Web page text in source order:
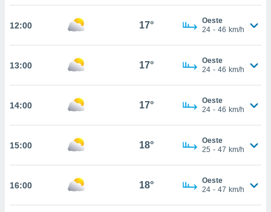
coste.
a la
todas
nuestros
nos
análisis
perfil
y
CONFIGURACIÓN
12:00 17°
Oeste
24 - 46 km/h
13:00 17°
Oeste
24 - 46 km/h
14:00 17°
Oeste
24 - 46 km/h
15:00 18°
Oeste
25 - 47 km/h
16:00 18°
Oeste
24 - 47 km/h